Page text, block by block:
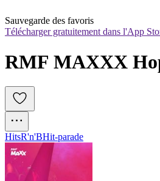
Sauvegarde des favoris
Télécharger gratuitement dans l'App
RMF MAXXX
HitsR'n'BHit-parade